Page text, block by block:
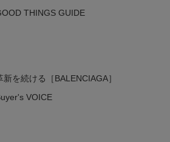
THINGS GUIDE
新を続ける［BALENCIAGA］
VOICE